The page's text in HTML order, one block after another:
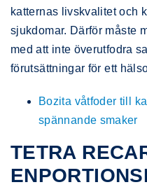
katternas livskvalitet och
sjukdomar. Därför måste
med att inte överutfodra
förutsättningar för ett
Bozita våtfoder till
spännande smaker
TETRA